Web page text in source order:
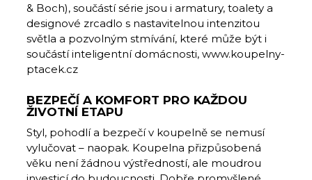
& Boch), součástí série jsou i armatury, toalety a
designové zrcadlo s nastavitelnou intenzitou
světla a pozvolným stmívání, které může být i
součástí inteligentní domácnosti, www.koupelny-
ptacek.cz
BEZPEČÍ A KOMFORT PRO KAŽDOU
ŽIVOTNÍ ETAPU
Styl, pohodlí a bezpečí v koupelně se nemusí
vylučovat – naopak. Koupelna přizpůsobená
věku není žádnou výstředností, ale moudrou